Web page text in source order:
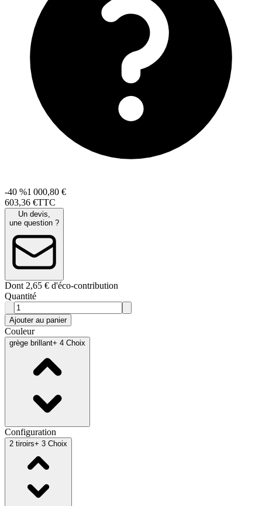
-40 %1 000,80 €
603,36 €TTC
Un devis,
une question ?
Dont 2,65 € d'éco-contribution
Quantité
Ajouter au panier
Couleur
grège brillant+ 4 Choix
Configuration
2 tiroirs+ 3 Choix